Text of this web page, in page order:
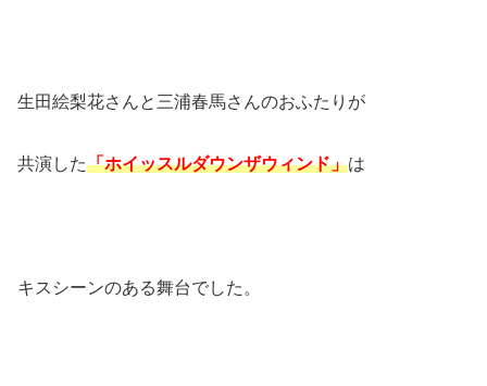
生田絵梨花さんと三浦春馬さんのおふたりが
共演した「ホイッスルダウンザウィンド」は
キスシーンのある舞台でした。